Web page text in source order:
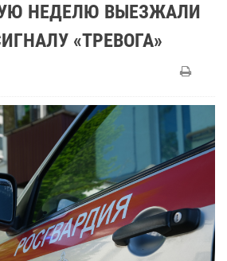
НЕДЕЛЮ ВЫЕЗЖАЛИ
«ТРЕВОГА»